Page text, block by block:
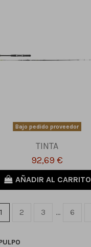
Bajo pedido proveedor
TINTA
92,69 €
AÑADIR AL CARRITO
1 2 3 … 6